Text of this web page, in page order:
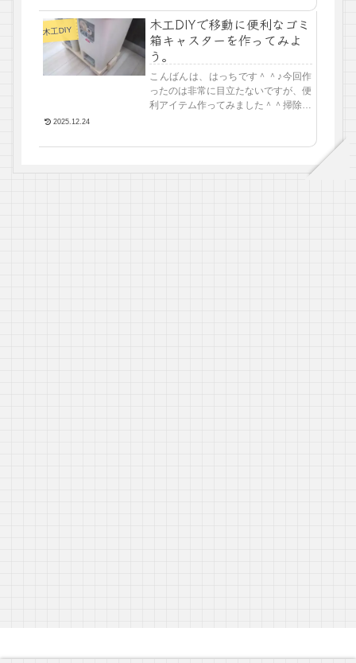
場になり。創意工夫では色々遊べ...
木工DIY
木工DIYで移動に便利なゴミ
箱キャスターを作ってみよ
う。
こんばんは、はっちです＾＾♪今回作
ったのは非常に目立たないですが、便
利アイテム作ってみました＾＾掃除に
があるのですが、時々邪魔なんで...
2025.12.24